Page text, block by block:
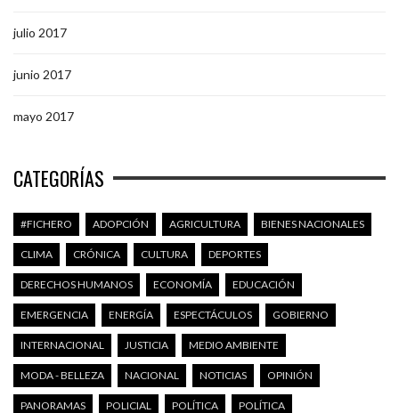
julio 2017
junio 2017
mayo 2017
CATEGORÍAS
#FICHERO ADOPCIÓN AGRICULTURA BIENES NACIONALES
CLIMA CRÓNICA CULTURA DEPORTES
DERECHOS HUMANOS ECONOMÍA EDUCACIÓN
EMERGENCIA ENERGÍA ESPECTÁCULOS GOBIERNO
INTERNACIONAL JUSTICIA MEDIO AMBIENTE
MODA - BELLEZA NACIONAL NOTICIAS OPINIÓN
PANORAMAS POLICIAL POLÍTICA POLÍTICA